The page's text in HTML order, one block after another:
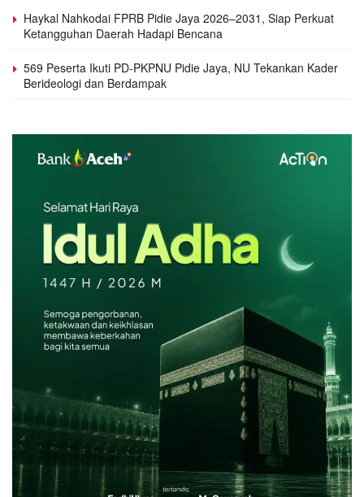
Haykal Nahkodai FPRB Pidie Jaya 2026–2031, Siap Perkuat
Ketangguhan Daerah Hadapi Bencana
569 Peserta Ikuti PD-PKPNU Pidie Jaya, NU Tekankan Kader
Berideologi dan Berdampak